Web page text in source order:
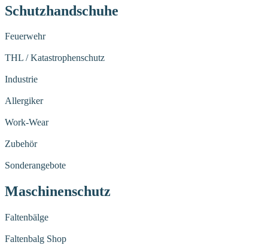
Schutzhandschuhe
Feuerwehr
THL / Katastrophenschutz
Industrie
Allergiker
Work-Wear
Zubehör
Sonderangebote
Maschinenschutz
Faltenbälge
Faltenbalg Shop